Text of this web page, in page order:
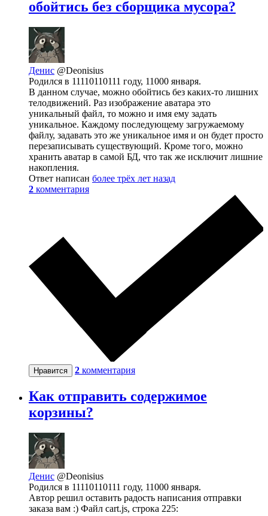
обойтись без сборщика мусора?
Денис @Deonisius
Родился в 11110110111 году, 11000 января.
В данном случае, можно обойтись без каких-то лишних
телодвижений. Раз изображение аватара это
уникальный файл, то можно и имя ему задать
уникальное. Каждому последующему загружаемому
файлу, задавать это же уникальное имя и он будет просто
перезаписывать существующий. Кроме того, можно
хранить аватар в самой БД, что так же исключит лишние
накопления.
Ответ написан более трёх лет назад
2 комментария
Нравится 2 комментария
Как отправить содержимое
корзины?
Денис @Deonisius
Родился в 11110110111 году, 11000 января.
Автор решил оставить радость написания отправки
заказа вам :) Файл cart.js, строка 225: